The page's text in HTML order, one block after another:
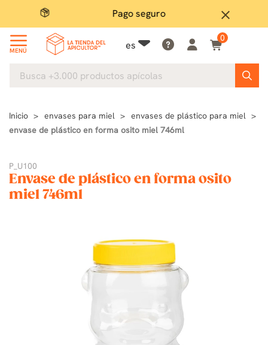
close
Pago seguro
MENÚ es
0
Inicio envases para miel
envases de plástico para miel
envase de plástico en forma osito miel 746ml
P_U100
Envase de plástico en forma osito
miel 746ml